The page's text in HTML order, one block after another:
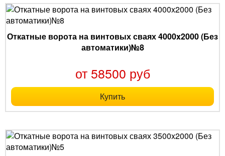
Откатные ворота на винтовых сваях 4000x2000 (Без
автоматики)№8
от 58500 руб
Купить